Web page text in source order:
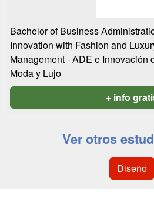
Bachelor of Business
Innovation with Fashion and
Management - ADE e Innovación
Moda y Lujo
+ info
Ver otros
Diseño